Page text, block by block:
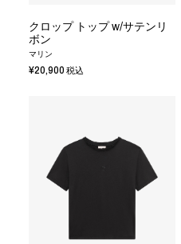
クロップ トップ w/サテンリ
ボン
マリン
¥20,900 税込